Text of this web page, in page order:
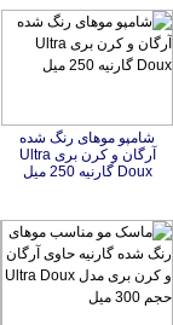
Doux گارنیه 250 میل
ماسک مو مناسب موهای رنگ
شده گارنیه حاوی آرگان و
کرن بری مدل Ultra Doux